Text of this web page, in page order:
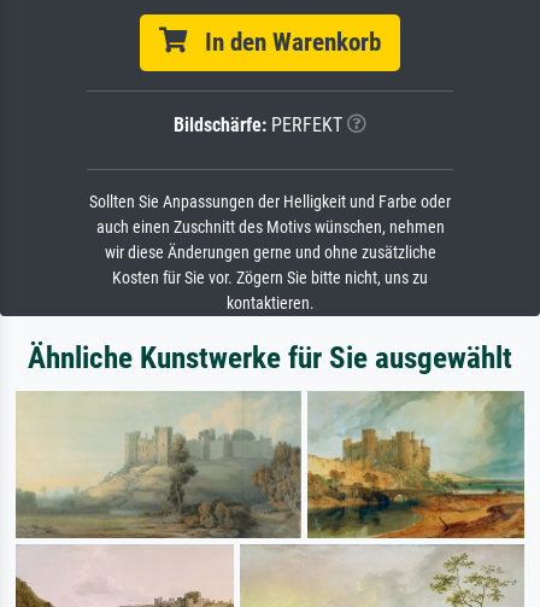
In den Warenkorb
Bildschärfe: PERFEKT
Sollten Sie Anpassungen der Helligkeit und Farbe oder
auch einen Zuschnitt des Motivs wünschen, nehmen
wir diese Änderungen gerne und ohne zusätzliche
Kosten für Sie vor. Zögern Sie bitte nicht, uns zu
kontaktieren.
Ähnliche Kunstwerke für Sie ausgewählt